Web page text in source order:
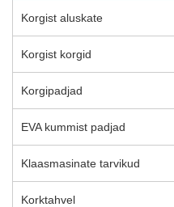
Korgist aluskate
Korgist korgid
Korgipadjad
EVA kummist padjad
Klaasmasinate tarvikud
Korktahvel